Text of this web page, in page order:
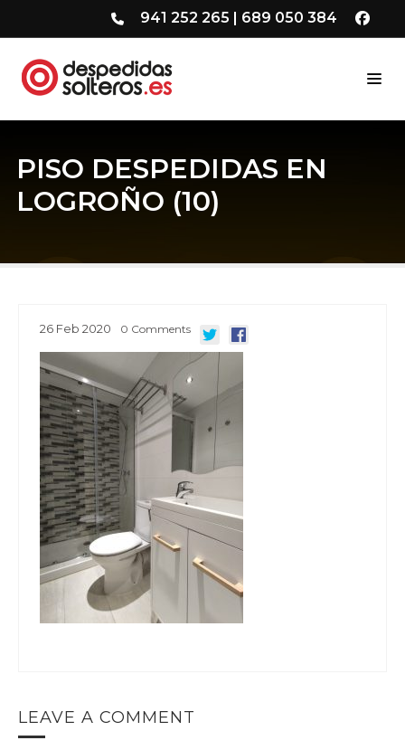
941 252 265 | 689 050 384
PISO DESPEDIDAS EN
LOGROÑO (10)
26 Feb 2020 0 Comments
LEAVE A COMMENT